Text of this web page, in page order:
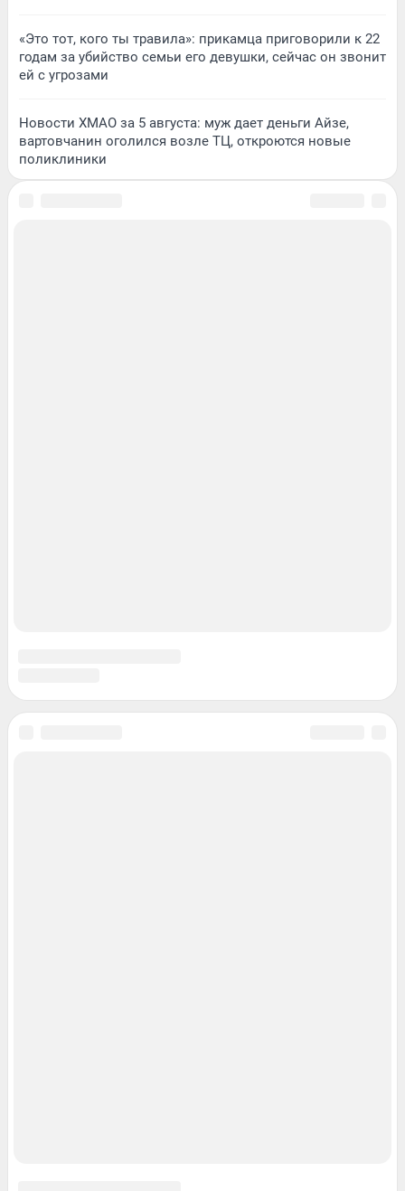
«Это тот, кого ты травила»: прикамца приговорили к 22
годам за убийство семьи его девушки, сейчас он звонит
ей с угрозами
Новости ХМАО за 5 августа: муж дает деньги Айзе,
вартовчанин оголился возле ТЦ, откроются новые
поликлиники